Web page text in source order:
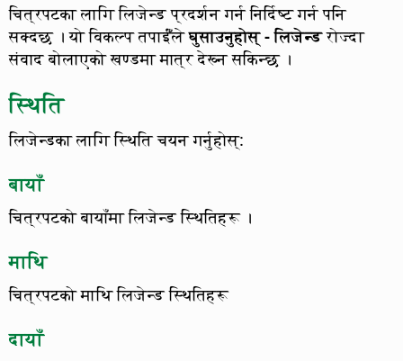
चित्रपटका लागि लिजेन्ड प्रदर्शन गर्न निर्दिष्ट गर्न पनि
सक्दछ ।यो विकल्प तपाईँंलेघुसाउनुहोस् - लिजेन्डरोज्दा
संवाद बोलाएको खण्डमा मात्र देख्न सकिन्छ ।
स्थिति
लिजेन्डका लागि स्थिति चयन गर्नुहोस्:
बायाँ
चित्रपटको बायाँमा लिजेन्ड स्थितिहरू ।
माथि
चित्रपटको माथि लिजेन्ड स्थितिहरू
दायाँ